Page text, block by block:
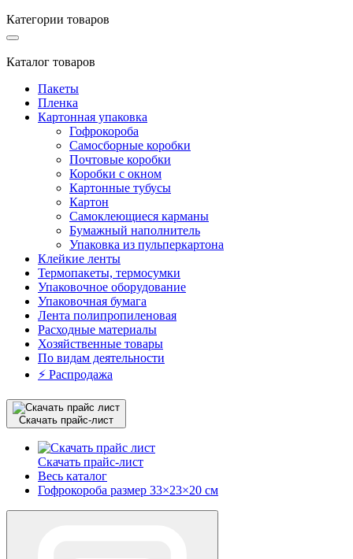
Категории товаров
Каталог товаров
Пакеты
Пленка
Картонная упаковка
Гофрокороба
Самосборные коробки
Почтовые коробки
Коробки с окном
Картонные тубусы
Картон
Самоклеющиеся карманы
Бумажный наполнитель
Упаковка из пульперкартона
Клейкие ленты
Термопакеты, термосумки
Упаковочное оборудование
Упаковочная бумага
Лента полипропиленовая
Расходные материалы
Хозяйственные товары
По видам деятельности
⚡️ Распродажа
Скачать прайс-лист
Скачать прайс-лист
Весь каталог
Гофрокороба размер 33×23×20 см